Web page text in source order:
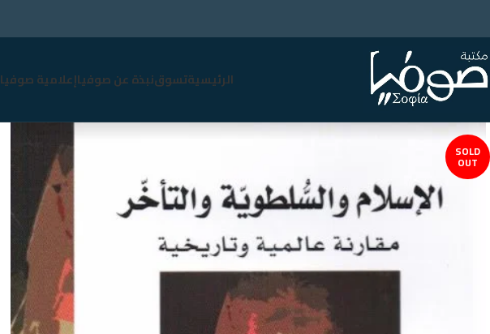
الرئيسيةتسوقنبذة عن صوفياإعلامية صوفيا
SOLD
OUT